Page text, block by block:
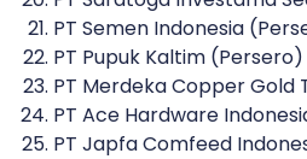
PT Semen Indonesia
PT Pupuk Kaltim (Persero)
PT Merdeka Copper Gold
PT Ace Hardware
PT Japfa Comfeed